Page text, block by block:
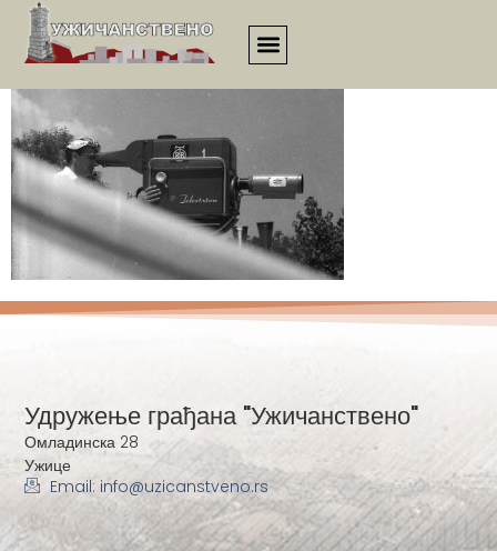
3428
Удружење грађана "Ужичанствено"
Омладинска 28
Ужице
Email: info@uzicanstveno.rs